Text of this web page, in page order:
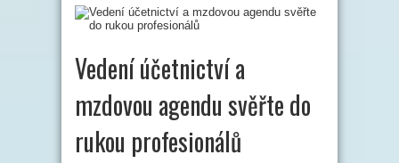
Vedení účetnictví a
mzdovou agendu svěřte do
rukou profesionálů